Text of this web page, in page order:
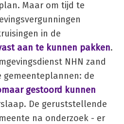
Maar om tijd te
in de
aan te kunnen pakken.
NHN zand
gemeenteplannen: de
gestoord kunnen
De geruststellende
na onderzoek - er